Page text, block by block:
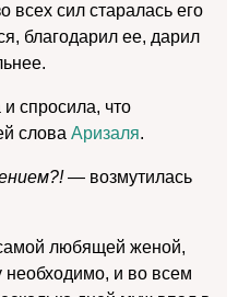
всех сил старалась его
благодарил ее, дарил
спросила, что
слова Аризаля.
— возмутилась
любящей женой,
необходимо, и во всем